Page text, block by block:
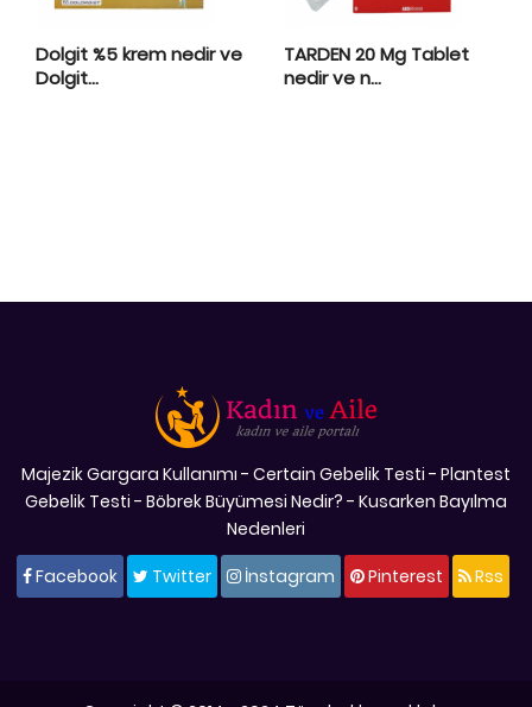
Dolgit %5 krem nedir ve
Dolgit...
TARDEN 20 Mg Tablet
nedir ve n...
Majezik Gargara Kullanımı - Certain Gebelik Testi - Plantest
Gebelik Testi - Böbrek Büyümesi Nedir? - Kusarken Bayılma
Nedenleri
Facebook
Twitter İnstagram Pinterest Rss